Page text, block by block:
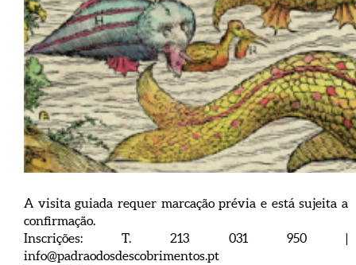
A visita guiada requer marcação prévia e está sujeita a
confirmação.
Inscrições: T. 213 031 950 |
info@padraodosdescobrimentos.pt